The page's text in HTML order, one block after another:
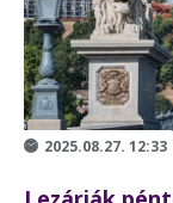
2025.08.27. 12:33